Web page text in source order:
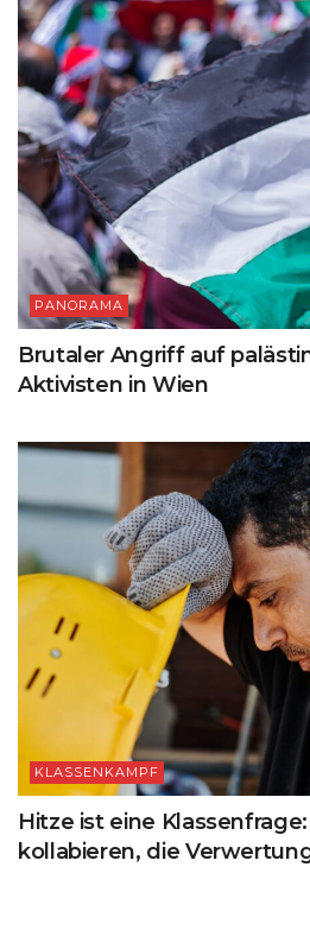
PANORAMA
Brutaler Angriff auf
Aktivisten in Wien
KLASSENKAMPF
Hitze ist eine
kollabieren, die